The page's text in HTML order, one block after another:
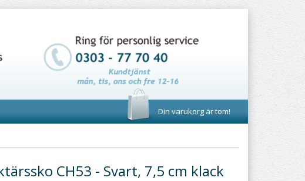
Din varukorg är tom!
CH53 - Svart, 7,5 cm klack